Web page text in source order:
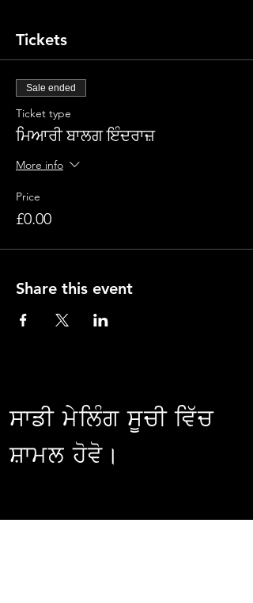
Tickets
Sale ended
Ticket type
ਮਿਆਰੀ ਬਾਲਗ ਇੰਦਰਾਜ਼
More info
Price
£0.00
Share this event
ਸਾਡੀ ਮੇਲਿੰਗ ਸੂਚੀ ਵਿੱਚ
ਸ਼ਾਮਲ ਹੋਵੋ।